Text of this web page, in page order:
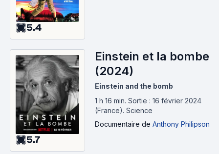
5.4
5.7
Einstein et la bombe
(2024)
Einstein and the bomb
1 h 16 min. Sortie : 16 février 2024
(France). Science
Documentaire de Anthony Philipson